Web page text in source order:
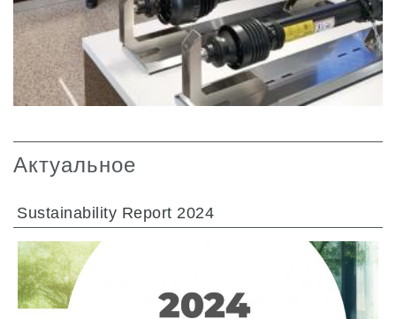
Актуальное
Sustainability Report 2024